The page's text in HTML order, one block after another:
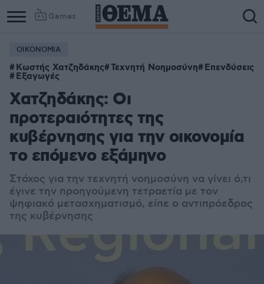
Games
ΟΙΚΟΝΟΜΙΑ
Κωστής Χατζηδάκης Τεχνητή Νοημοσύνη Επενδύσεις
Εξαγωγές
Χατζηδάκης: Οι
προτεραιότητες της
κυβέρνησης για την οικονομία
το επόμενο εξάμηνο
Στόχος για την τεχνητή νοημοσύνη να γίνει ό,τι
έγινε την προηγούμενη τετραετία με τον
ψηφιακό μετασχηματισμό, είπε ο αντιπρόεδρος
της κυβέρνησης